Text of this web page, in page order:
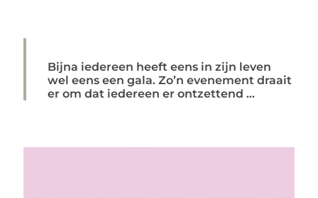
Bijna iedereen heeft eens in zijn leven
wel eens een gala. Zo’n evenement draait
er om dat iedereen er ontzettend ...